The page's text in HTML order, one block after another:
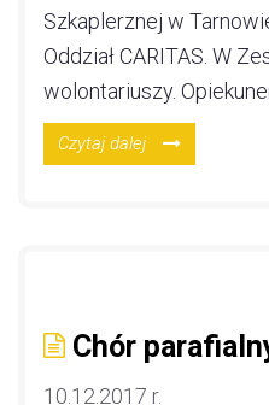
Szkaplerznej w
Oddział CARITAS. W
wolontariuszy.
Czytaj dalej
Chór
10.12.2017 r.